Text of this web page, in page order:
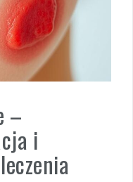
–
i